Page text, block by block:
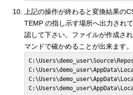
上記の操作が終わると変換結果の
TEMP の指し示す場所へ出力され
認して下さい。ファイルが作成さ
マンドで確かめることが出来ます。